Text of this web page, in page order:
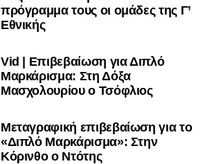
πρόγραμμα τους οι ομάδες της Γ’
Εθνικής
Vid | Επιβεβαίωση για Διπλό
Μαρκάρισμα: Στη Δόξα
Μασχολουρίου ο Τσόφλιος
Μεταγραφική επιβεβαίωση για το
«Διπλό Μαρκάρισμα»: Στην
Κόρινθο ο Ντότης